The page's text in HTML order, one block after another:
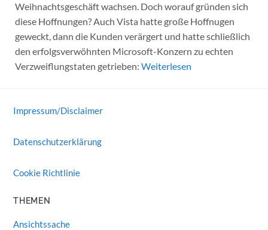
Weihnachtsgeschäft wachsen. Doch worauf gründen sich
diese Hoffnungen? Auch Vista hatte große Hoffnugen
geweckt, dann die Kunden verärgert und hatte schließlich
den erfolgsverwöhnten Microsoft-Konzern zu echten
Verzweiflungstaten getrieben: Weiterlesen
Impressum/Disclaimer
Datenschutzerklärung
Cookie Richtlinie
THEMEN
Ansichtssache